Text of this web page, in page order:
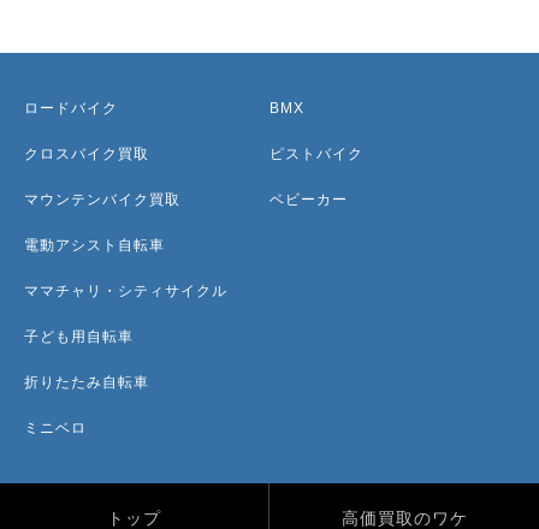
ロードバイク
クロスバイク買取
マウンテンバイク買取
電動アシスト自転車
ママチャリ・シティサイクル
子ども用自転車
折りたたみ自転車
ミニベロ
BMX
ピストバイク
ベビーカー
トップ 高価買取のワケ